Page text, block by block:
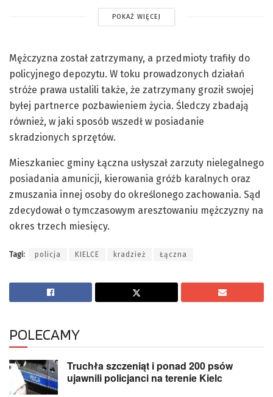
POKAŻ WIĘCEJ
Mężczyzna został zatrzymany, a przedmioty trafiły do
policyjnego depozytu. W toku prowadzonych działań
stróże prawa ustalili także, że zatrzymany groził swojej
byłej partnerce pozbawieniem życia. Śledczy zbadają
również, w jaki sposób wszedł w posiadanie
skradzionych sprzętów.
Mieszkaniec gminy Łączna usłyszał zarzuty nielegalnego
posiadania amunicji, kierowania gróźb karalnych oraz
zmuszania innej osoby do określonego zachowania. Sąd
zdecydował o tymczasowym aresztowaniu mężczyzny na
okres trzech miesięcy.
Tagi: policja KIELCE kradzież Łączna
POLECAMY
Truchła szczeniąt i ponad 200 psów
ujawnili policjanci na terenie Kielc